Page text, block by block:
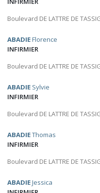
Boulevard DE LATTRE DE
ABADIEFlorence
INFIRMIER
Boulevard DE LATTRE DE
ABADIE Sylvie
INFIRMIER
Boulevard DE LATTRE DE
ABADIEThomas
INFIRMIER
Boulevard DE LATTRE DE
ABADIEJessica